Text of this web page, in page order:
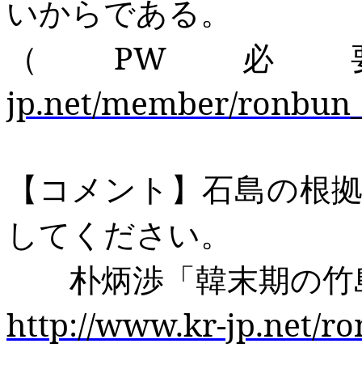
いからである。
（ PW 必
jp.net/member/
【コメント】石島の根
してください。
朴炳渉「韓末期の竹
http://www.kr-jp.net/